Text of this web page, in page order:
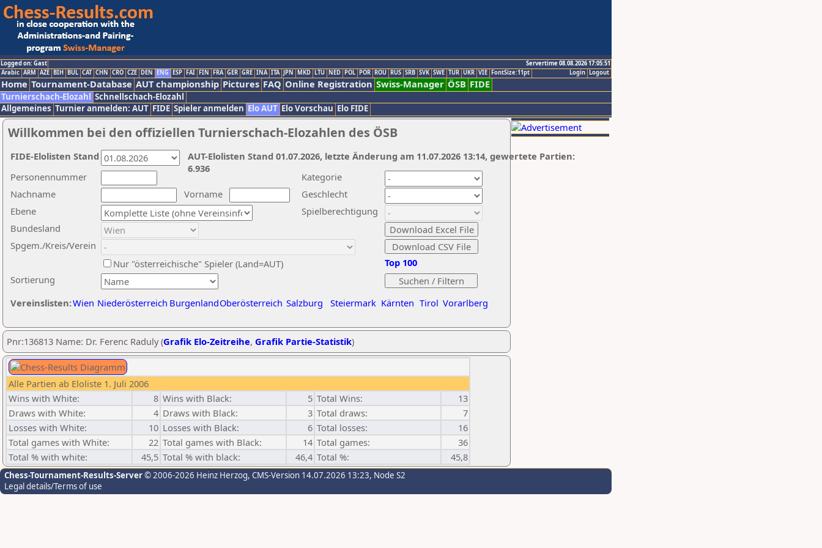
Logged on: Gast
Servertime 08.08.2026 17:05:51
Logout
Login
Arabic ARM AZE BIH BUL CAT CHN CRO CZE DEN ENG ESP FAI FIN FRA GER GRE INA ITA JPN MKD LTU NED POL POR ROU RUS SRB SVK SWE TUR UKR VIE FontSize:11pt
Home Tournament-Database AUT championship Pictures FAQ Online Registration Swiss-Manager ÖSB FIDE
Turnierschach-Elozahl Schnellschach-Elozahl
Allgemeines Turnier anmelden: AUT FIDE Spieler anmelden Elo AUT Elo Vorschau Elo FIDE
Willkommen bei den offiziellen Turnierschach-Elozahlen des ÖSB
Nachname
Vorname
Ebene
Kategorie
Sortierung
Personennummer
Bundesland
Spgem./Kreis/Verein
Geschlecht
Nur "österreichische" Spieler (Land=AUT)
Spielberechtigung
Vereinslisten:Wien Niederösterreich BurgenlandOberösterreich Salzburg Steiermark Kärnten Tirol Vorarlberg
Top 100
AUT-Elolisten Stand 01.07.2026, letzte Änderung am 11.07.2026 13:14, gewertete Partien:
6.936
FIDE-Elolisten Stand
Pnr:136813 Name: Dr. Ferenc Raduly (Grafik Elo-Zeitreihe, Grafik Partie-Statistik)
Alle Partien ab Eloliste 1. Juli 2006
Wins with White:
8 Wins with Black: 5 Total Wins:
13
Draws with White:
4 Draws with Black: 3 Total draws:
7
Losses with White:
10 Losses with Black: 6 Total losses:
16
Total games with White:
22 Total games with Black: 14 Total games:
36
Total % with white:
45,5 Total % with black: 46,4 Total %: 45,8
Chess-Tournament-Results-Server© 2006-2026 Heinz Herzog, CMS-Version 14.07.2026 13:23, Node S2
Legal details/Terms of use